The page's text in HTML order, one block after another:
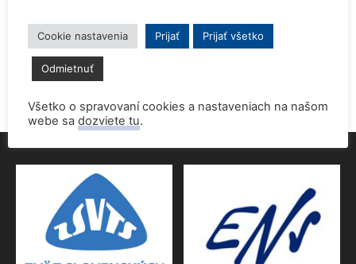
9. júna 2026
Povolenie jadrového dozoru pre 4.blok EMO
9. júna 2026
Cookie nastavenia Prijať Prijať všetko
Odmietnuť
Všetko o spravovaní cookies a nastaveniach na našom
webe sa dozviete tu.